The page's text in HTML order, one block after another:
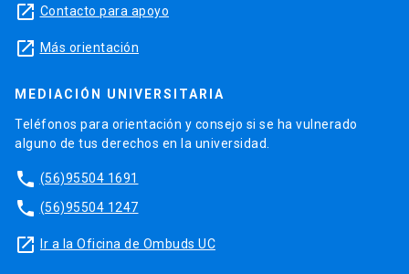
launch Contacto para apoyo
launch Más orientación
MEDIACIÓN UNIVERSITARIA
Teléfonos para orientación y consejo si se ha vulnerado
alguno de tus derechos en la universidad.
phone (56)95504 1691
phone (56)95504 1247
launch Ir a la Oficina de Ombuds UC